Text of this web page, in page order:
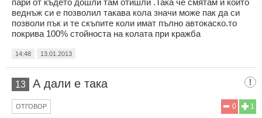
веднъж си е позволил такава кола значи може пак да си
позволи пък и те скъпите коли имат пълно автокаско.то
покрива 100% стойноста на колата при кражба
14:48 13.01.2013
13 А дали е така
1
0
ОТГОВОР